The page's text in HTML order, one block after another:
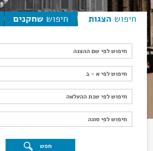
חיפוש הצגות חיפוש שחקנים
חיפוש לפי שם ההצגה
חיפוש לפי א - ב
חיפוש לפי א - ב
חיפוש לפי שנת ההעלאה
חיפוש לפי שנת ההעלאה
חיפוש לפי סוגה
חיפוש לפי סוגה
חפש